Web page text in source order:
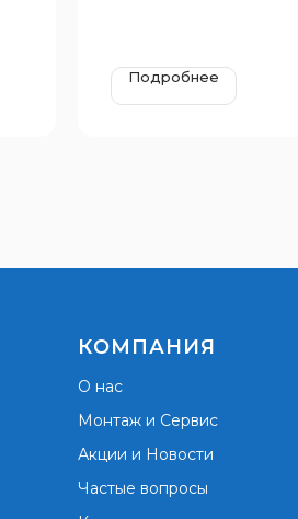
Подробнее
КОМПАНИЯ
О нас
Монтаж и Сервис
Акции и Новости
Частые вопросы